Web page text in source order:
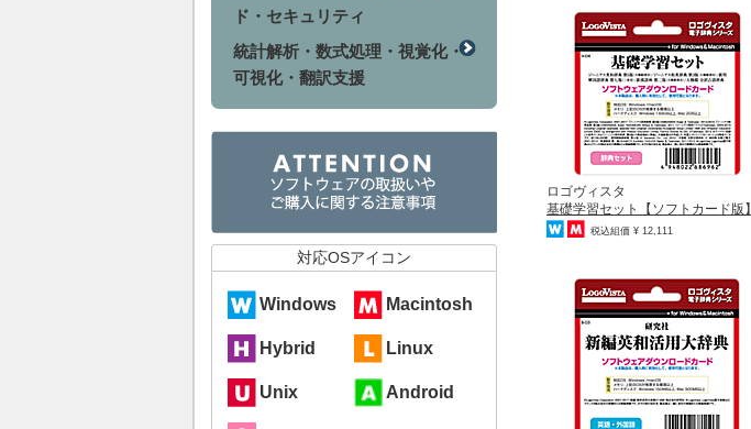
ロゴヴィスタ
基礎学習セット【ソフトカード版】
税込組価 ¥ 12,111
ド・セキュリティ
統計解析・数式処理・視覚化・
可視化・翻訳支援
対応OSアイコン
Windows Macintosh
Hybrid Linux
Unix Android